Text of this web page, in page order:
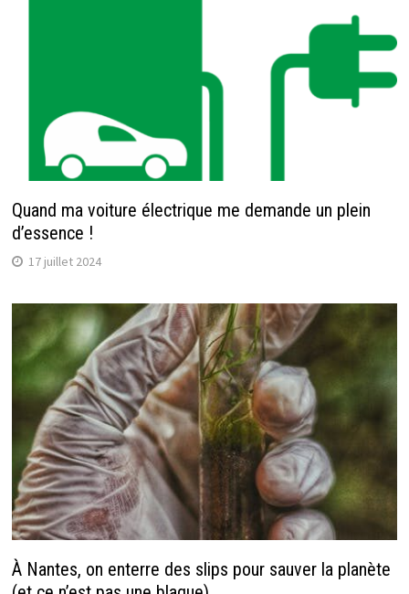
Quand ma voiture électrique me demande un plein
d’essence !
17 juillet 2024
À Nantes, on enterre des slips pour sauver la planète